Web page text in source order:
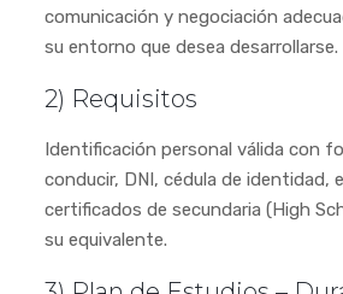
comunicación y negociación
su entorno que desea desarrollarse.
2) Requisitos
Identificación personal válida con
conducir, DNI, cédula de identidad,
certificados de secundaria (High
su equivalente.